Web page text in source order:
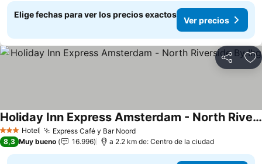
Elige fechas para ver los precios exactos
Ver precios
Compartir
3 Estrellas
Hotel Express Café y Bar Noord
Holiday Inn Express Amsterdam - North Riverside By Ihg
8,3 Muy bueno 16.996 a 2.2 km de: Centro de la ciudad